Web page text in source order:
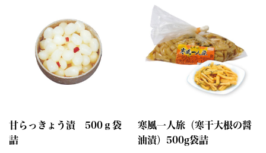
甘らっきょう漬 500ｇ袋
詰
寒風一人旅（寒干大根の醤
油漬）500g袋詰